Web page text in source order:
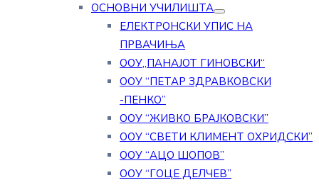
ОСНОВНИ УЧИЛИШТА
ЕЛЕКТРОНСКИ УПИС НА
ПРВАЧИЊА
ООУ„ПАНАЈОТ ГИНОВСКИ“
ООУ “ПЕТАР ЗДРАВКОВСКИ
-ПЕНКО”
ООУ “ЖИВКО БРАЈКОВСКИ”
ООУ “СВЕТИ КЛИМЕНТ ОХРИДСКИ”
ООУ “АЦО ШОПОВ”
ООУ “ГОЦЕ ДЕЛЧЕВ”